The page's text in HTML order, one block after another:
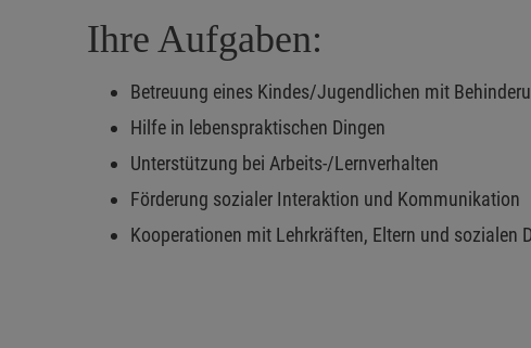
Ihre Aufgaben:
Betreuung eines Kindes/Jugendlichen mit
Hilfe in lebenspraktischen Dingen
Unterstützung bei Arbeits-/Lernverhalten
Förderung sozialer Interaktion und Kommunikation
Kooperationen mit Lehrkräften, Eltern und sozialen